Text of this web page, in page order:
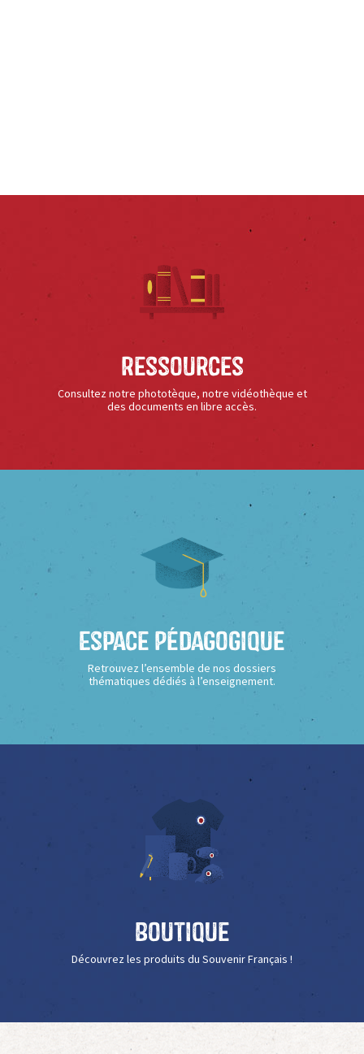
Ressources
Consultez notre phototèque, notre vidéothèque et
des documents en libre accès.
Espace Pédagogique
Retrouvez l’ensemble de nos dossiers
thématiques dédiés à l’enseignement.
Boutique
Découvrez les produits du Souvenir Français !